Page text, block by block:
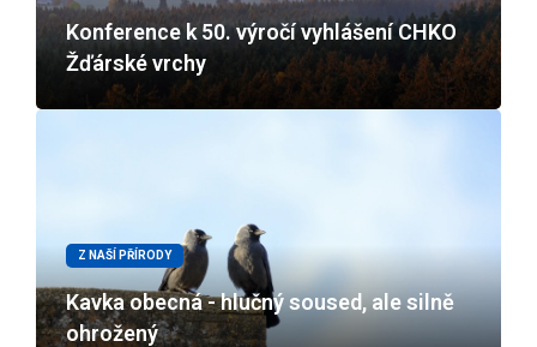
Konference k 50. výročí vyhlášení CHKO
Žďárské vrchy
Z NAŠÍ PŘÍRODY
Kavka obecná - hlučný soused, ale silně
ohrožený